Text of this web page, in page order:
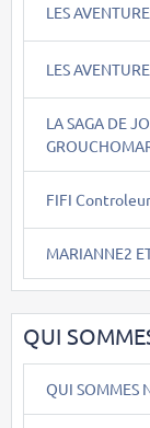
LES
LES
LA SAGA DE
FIFI
MARIANNE2
QUI
QUI SOMMES